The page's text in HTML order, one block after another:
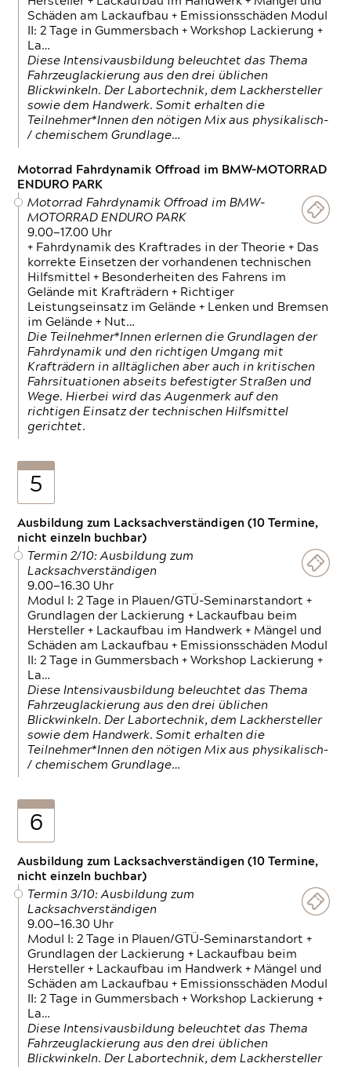
Schäden am Lackaufbau + Emissionsschäden Modul
II: 2 Tage in Gummersbach + Workshop Lackierung +
La…
Diese Intensivausbildung beleuchtet das Thema
Fahrzeuglackierung aus den drei üblichen
Blickwinkeln. Der Labortechnik, dem Lackhersteller
sowie dem Handwerk. Somit erhalten die
Teilnehmer*Innen den nötigen Mix aus physikalisch-
/ chemischem Grundlage…
Motorrad Fahrdynamik Offroad im BMW-MOTORRAD
ENDURO PARK
Motorrad Fahrdynamik Offroad im BMW-
MOTORRAD ENDURO PARK
9.00—17.00 Uhr
+ Fahrdynamik des Kraftrades in der Theorie + Das
korrekte Einsetzen der vorhandenen technischen
Hilfsmittel + Besonderheiten des Fahrens im
Gelände mit Krafträdern + Richtiger
Leistungseinsatz im Gelände + Lenken und Bremsen
im Gelände + Nut…
Die Teilnehmer*Innen erlernen die Grundlagen der
Fahrdynamik und den richtigen Umgang mit
Krafträdern in alltäglichen aber auch in kritischen
Fahrsituationen abseits befestigter Straßen und
Wege. Hierbei wird das Augenmerk auf den
richtigen Einsatz der technischen Hilfsmittel
gerichtet.
5
Ausbildung zum Lacksachverständigen (10 Termine,
nicht einzeln buchbar)
Termin 2/10: Ausbildung zum
Lacksachverständigen
9.00—16.30 Uhr
Modul I: 2 Tage in Plauen/GTÜ-Seminarstandort +
Grundlagen der Lackierung + Lackaufbau beim
Hersteller + Lackaufbau im Handwerk + Mängel und
Schäden am Lackaufbau + Emissionsschäden Modul
II: 2 Tage in Gummersbach + Workshop Lackierung +
La…
Diese Intensivausbildung beleuchtet das Thema
Fahrzeuglackierung aus den drei üblichen
Blickwinkeln. Der Labortechnik, dem Lackhersteller
sowie dem Handwerk. Somit erhalten die
Teilnehmer*Innen den nötigen Mix aus physikalisch-
/ chemischem Grundlage…
6
Ausbildung zum Lacksachverständigen (10 Termine,
nicht einzeln buchbar)
Termin 3/10: Ausbildung zum
Lacksachverständigen
9.00—16.30 Uhr
Modul I: 2 Tage in Plauen/GTÜ-Seminarstandort +
Grundlagen der Lackierung + Lackaufbau beim
Hersteller + Lackaufbau im Handwerk + Mängel und
Schäden am Lackaufbau + Emissionsschäden Modul
II: 2 Tage in Gummersbach + Workshop Lackierung +
La…
Diese Intensivausbildung beleuchtet das Thema
Fahrzeuglackierung aus den drei üblichen
Blickwinkeln. Der Labortechnik, dem Lackhersteller